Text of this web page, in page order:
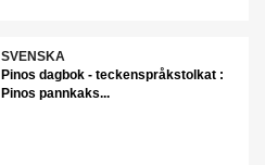
SVENSKA
Pinos dagbok - teckenspråkstolkat :
Pinos pannkaks...